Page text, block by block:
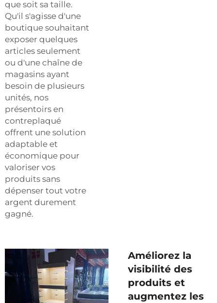
que soit sa taille.
Qu'il s'agisse d'une
boutique souhaitant
exposer quelques
articles seulement
ou d'une chaîne de
magasins ayant
besoin de plusieurs
unités, nos
présentoirs en
contreplaqué
offrent une solution
adaptable et
économique pour
valoriser vos
produits sans
dépenser tout votre
argent durement
gagné.
Améliorez la
visibilité des
produits et
augmentez les